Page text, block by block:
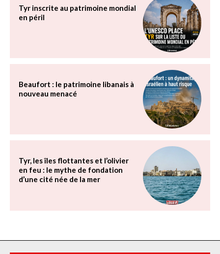
Tyr inscrite au patrimoine mondial
en péril
Beaufort : le patrimoine libanais à
nouveau menacé
Tyr, les îles flottantes et l’olivier
en feu : le mythe de fondation
d’une cité née de la mer